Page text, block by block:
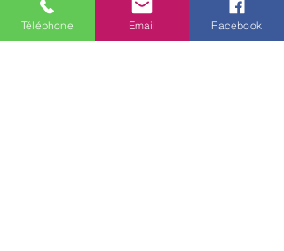
moines tibétains
lun. 03 août
Téléphone Email Facebook